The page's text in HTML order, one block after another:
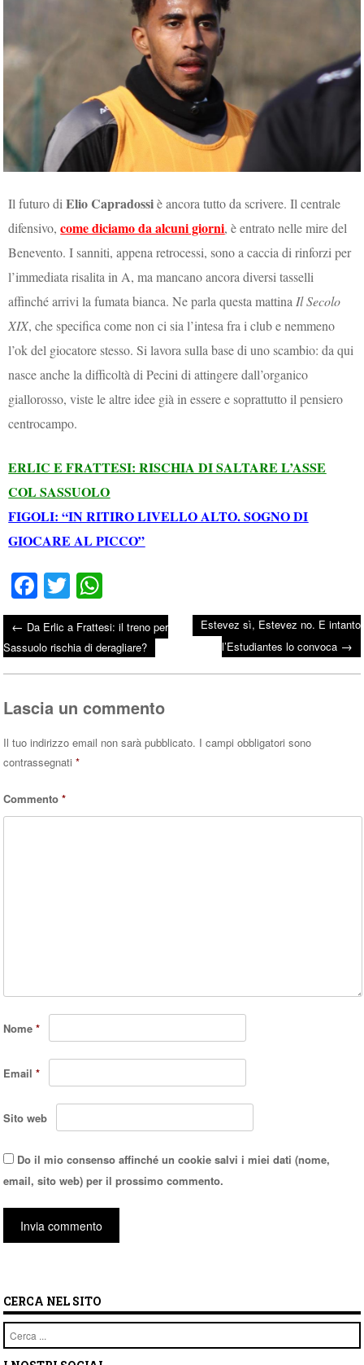
Il futuro diElio Capradossiè ancora tutto da scrivere. Il centrale
difensivo,come diciamo da alcuni giorni, è entrato nelle mire del
Benevento. I sanniti, appena retrocessi, sono a caccia di rinforzi per
l’immediata risalita in A, ma mancano ancora diversi tasselli
affinché arrivi la fumata bianca. Ne parla questa mattina Il Secolo
XIX, che specifica come non ci sia l’intesa fra i club e nemmeno
l’ok del giocatore stesso. Si lavora sulla base di uno scambio: da qui
nasce anche la difficoltà di Pecini di attingere dall’organico
giallorosso, viste le altre idee già in essere e soprattutto il pensiero
centrocampo.
ERLIC E FRATTESI: RISCHIA DI SALTARE L’ASSE
COL SASSUOLO
FIGOLI: “IN RITIRO LIVELLO ALTO. SOGNO DI
GIOCARE AL PICCO”
Fa
ce
bo
ok
T
wi
tte
r
ha
ts
A
Post navigation
← Da Erlic a Frattesi: il treno per
Sassuolo rischia di deragliare?
Estevez sì, Estevez no. E intanto
l’Estudiantes lo convoca →
Lascia un commento
Il tuo indirizzo email non sarà pubblicato. I campi obbligatori sono
contrassegnati*
Commento*
Nome*
Email*
Sito web
Do il mio consenso affinché un cookie salvi i miei dati (nome,
email, sito web) per il prossimo commento.
CERCA NEL SITO
Cerca